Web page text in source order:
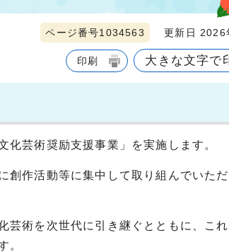
ページ番号1034563 更新日 2026
印刷 大きな文字で
芸術奨励支援事業」を実施します。
作活動等に集中して取り組んでいただ
術を次世代に引き継ぐとともに、こ
。